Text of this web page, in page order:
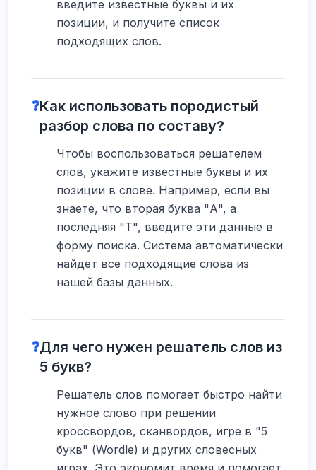
введите известные буквы и их
позиции, и получите список
подходящих слов.
❓Как использовать породистый
разбор слова по составу?
Чтобы воспользоваться решателем
слов, укажите известные буквы и их
позиции в слове. Например, если вы
знаете, что вторая буква "А", а
последняя "Т", введите эти данные в
форму поиска. Система автоматически
найдет все подходящие слова из
нашей базы данных.
❓Для чего нужен решатель слов из
5 букв?
Решатель слов помогает быстро найти
нужное слово при решении
кроссвордов, сканвордов, игре в "5
букв" (Wordle) и других словесных